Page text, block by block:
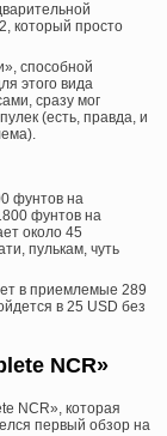
который просто
способной
этого вида
сразу мог
(есть, правда, и
фунтов на
фунтов на
около 45
пулькам, чуть
в приемлемые 289
в 25 USD без
NCR»
NCR», которая
первый обзор на